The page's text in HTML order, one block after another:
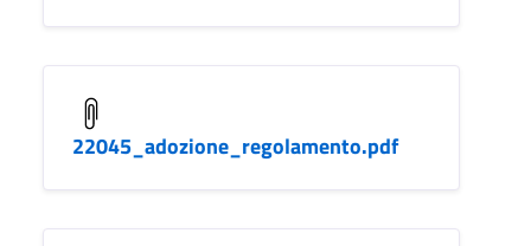
22045_adozione_regolamento.pdf